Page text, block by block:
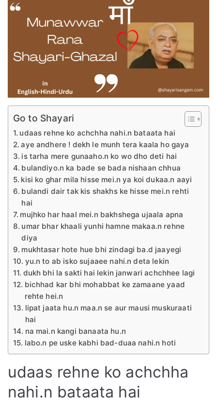
Rana
Shayari-
Special-
Most
in
English
Go to Shayari
udaas rehne ko achchha nahi.n bataata hai
aye andhere ! dekh le munh tera kaala ho gaya
is tarha mere gunaaho.n ko wo dho deti hai
bulandiyo.n ka bade se bada nishaan chhua
kisi ko ghar mila hisse mei.n ya koi dukaa.n aayi
bulandi dair tak kis shakhs ke hisse mei.n rehti
hai
mujhko har haal mei.n bakhshega ujaala apna
umar bhar khaali yunhi hamne makaa.n rehne
diya
mukhtasar hote hue bhi zindagi ba.d jaayegi
yu.n to ab isko sujaaee nahi.n deta lekin
dukh bhi la sakti hai lekin janwari achchhee lagi
bichhad kar bhi mohabbat ke zamaane yaad
rehte hei.n
lipat jaata hu.n maa.n se aur mausi muskuraati
hai
na mai.n kangi banaata hu.n
labo.n pe uske kabhi bad-duaa nahi.n hoti
udaas rehne ko achchha
nahi.n bataata hai